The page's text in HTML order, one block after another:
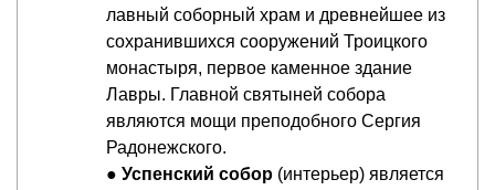
лавный соборный храм и древнейшее из
сохранившихся сооружений Троицкого
монастыря, первое каменное здание
Лавры. Главной святыней собора
являются мощи преподобного Сергия
Радонежского.
● Успенский собор (интерьер) является